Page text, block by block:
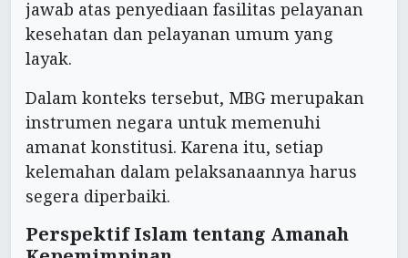
jawab atas penyediaan fasilitas pelayanan
kesehatan dan pelayanan umum yang
layak.
Dalam konteks tersebut, MBG merupakan
instrumen negara untuk memenuhi
amanat konstitusi. Karena itu, setiap
kelemahan dalam pelaksanaannya harus
segera diperbaiki.
Perspektif Islam tentang Amanah